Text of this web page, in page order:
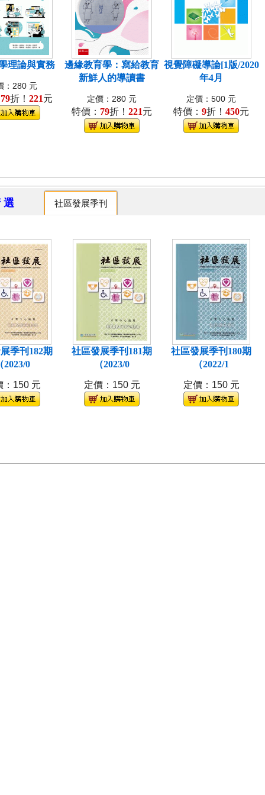
理論與實務
：280 元
79折！ 221元
邊緣教育學：寫給教育
新鮮人的導讀書
定價：280 元
特價： 79折！ 221元
視覺障礙導論[1版/2020
年4月
定價：500 元
特價： 9折！ 450元
選 社區發展季刊
季刊182期
2023/0
：150 元
社區發展季刊181期
（2023/0
定價：150 元
社區發展季刊180期
（2022/1
定價：150 元